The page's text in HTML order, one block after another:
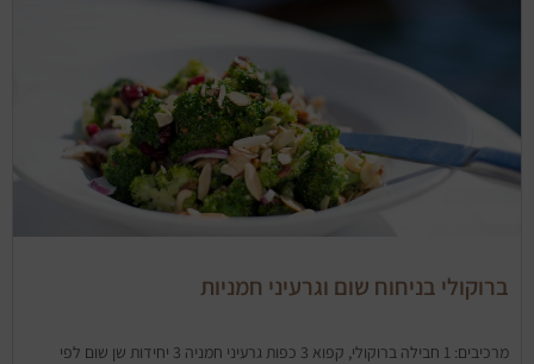
ברוקולי בניחוח שום וגרעיני חמניות
מרכיבים: 1 חבילה ברוקולי, קפוא 3 כפות גרעיני חמניה 3 יחידות שן שום לפי